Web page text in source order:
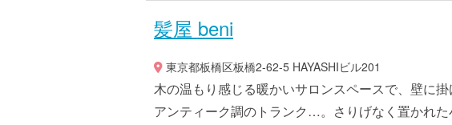
髪屋 beni
東京都板橋区板橋2-62-5 HAYASHIビル201
木の温もり感じる暖かいサロンスペースで、壁に
アンティーク調のトランク…。さりげなく置かれ